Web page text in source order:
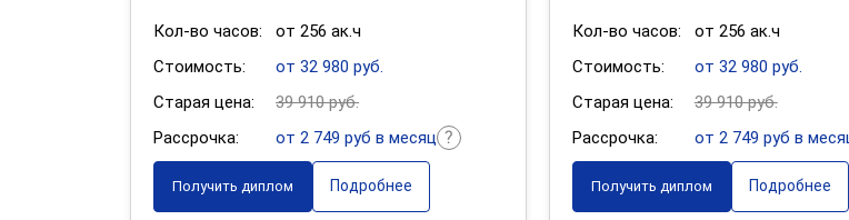
Кол-во часов:
от 256 ак.ч
Стоимость:
от 32 980 руб.
Старая цена:
39 910 руб.
Рассрочка:
от 2 749 руб в месяц
Получить диплом Подробнее
Кол-во часов:
от 256 ак.ч
Стоимость:
от 32 980 руб.
Старая цена:
39 910 руб.
Рассрочка:
от 2 749 руб в
Получить диплом Подробнее